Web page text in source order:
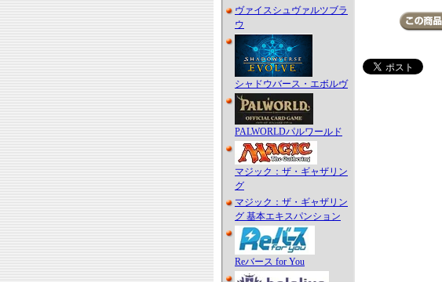
ヴァイスシュヴァルツブラ
ウ
シャドウバース・エボルヴ
PALWORLDパルワールド
マジック：ザ・ギャザリン
グ
マジック：ザ・ギャザリン
グ 基本エキスパンション
Reバース for You